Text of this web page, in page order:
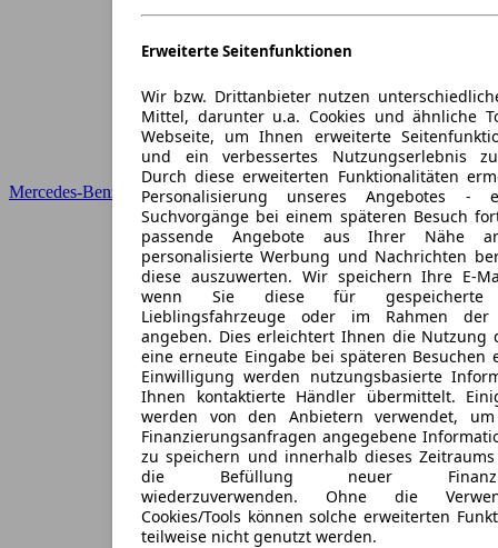
Mercedes-Benz
Erweiterte Seitenfunktionen
Wir bzw. Drittanbieter nutzen
Mittel, darunter u.a. Cookies und ähnliche
Webseite, um Ihnen erweiterte
und ein verbessertes Nutzungserlebnis
Durch diese erweiterten Funktionalitäten
Personalisierung unseres Angebotes
Suchvorgänge bei einem späteren Besuch
passende Angebote aus Ihrer Nähe
personalisierte Werbung und Nachrichten
diese auszuwerten. Wir speichern Ihre E-
wenn Sie diese für gespeicherte
Lieblingsfahrzeuge oder im Rahmen der
angeben. Dies erleichtert Ihnen die Nutzung
eine erneute Eingabe bei späteren
Einwilligung werden nutzungsbasierte
Ihnen kontaktierte Händler übermittelt.
werden von den Anbietern verwendet,
Finanzierungsanfragen angegebene
zu speichern und innerhalb dieses
die Befüllung neuer
wiederzuverwenden. Ohne die
Cookies/Tools können solche erweiterten
teilweise nicht genutzt werden.